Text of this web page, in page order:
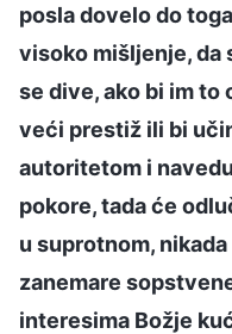
posla dovelo do
visoko mišljenje, da
se dive, ako bi im to
veći prestiž ili bi
autoritetom i
pokore, tada će
u suprotnom,
zanemare
interesima Božje